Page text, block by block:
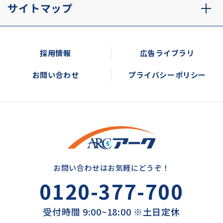
サイトマップ
採用情報 広告ライブラリ
お問い合わせ プライバシーポリシー
お問い合わせはお気軽にどうぞ！
0120-377-700
受付時間 9:00~18:00 ※土日定休